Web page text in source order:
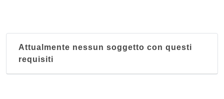
Attualmente nessun soggetto con questi
requisiti